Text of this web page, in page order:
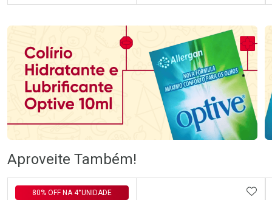
Comprar sem Desconto
Por R$ 105,99/cada
Comprar sem Desconto
Por R$ 105,99/cada
Laboratório
Comprar sem Desconto
Por Menos
Comprar sem Desconto
Aproveite Também!
80% OFF NA 4°UNIDADE